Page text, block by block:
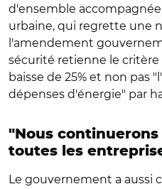
d'ensemble
urbaine, qui regrette une
l'amendement
sécurité retienne le
baisse de 25% et non pas
dépenses d'énergie" par
"Nous
toutes les
Le gouvernement a aussi